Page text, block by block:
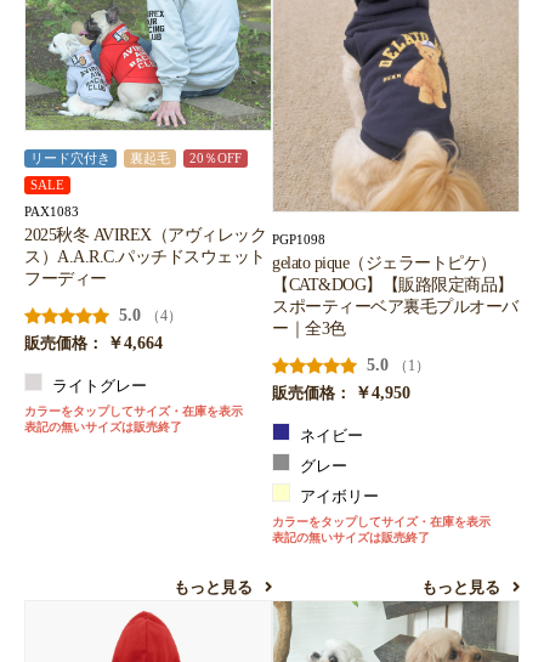
リード穴付き 裏起毛
20％OFF
SALE
PAX1083
2025秋冬 AVIREX（アヴィレック
ス）A.A.R.C.パッチドスウェット
フーディー
5.0
（4）
販売価格：
￥4,664
ライトグレー
カラーをタップしてサイズ・在庫を表示
表記の無いサイズは販売終了
もっと見る
PGP1098
gelato pique（ジェラートピケ）
【CAT&DOG】【販路限定商品】
スポーティーベア裏毛プルオーバ
ー｜全3色
5.0
（1）
販売価格：
￥4,950
ネイビー
グレー
アイボリー
カラーをタップしてサイズ・在庫を表示
表記の無いサイズは販売終了
もっと見る